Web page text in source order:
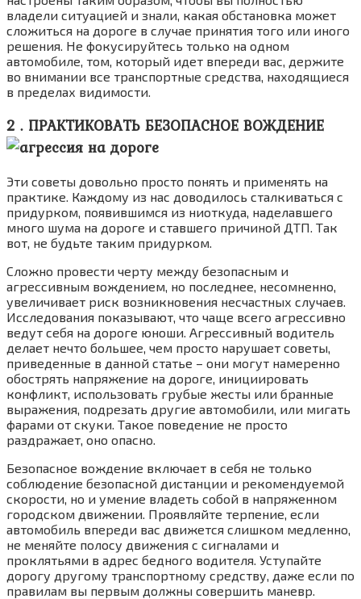
владели ситуацией и знали, какая обстановка может
сложиться на дороге в случае принятия того или иного
решения. Не фокусируйтесь только на одном
автомобиле, том, который идет впереди вас, держите
во внимании все транспортные средства, находящиеся
в пределах видимости.
2 . ПРАКТИКОВАТЬ БЕЗОПАСНОЕ ВОЖДЕНИЕ
Эти советы довольно просто понять и применять на
практике. Каждому из нас доводилось сталкиваться с
придурком, появившимся из ниоткуда, наделавшего
много шума на дороге и ставшего причиной ДТП. Так
вот, не будьте таким придурком.
Сложно провести черту между безопасным и
агрессивным вождением, но последнее, несомненно,
увеличивает риск возникновения несчастных случаев.
Исследования показывают, что чаще всего агрессивно
ведут себя на дороге юноши. Агрессивный водитель
делает нечто большее, чем просто нарушает советы,
приведенные в данной статье – они могут намеренно
обострять напряжение на дороге, инициировать
конфликт, использовать грубые жесты или бранные
выражения, подрезать другие автомобили, или мигать
фарами от скуки. Такое поведение не просто
раздражает, оно опасно.
Безопасное вождение включает в себя не только
соблюдение безопасной дистанции и рекомендуемой
скорости, но и умение владеть собой в напряженном
городском движении. Проявляйте терпение, если
автомобиль впереди вас движется слишком медленно,
не меняйте полосу движения с сигналами и
проклятьями в адрес бедного водителя. Уступайте
дорогу другому транспортному средству, даже если по
правилам вы первым должны совершить маневр.